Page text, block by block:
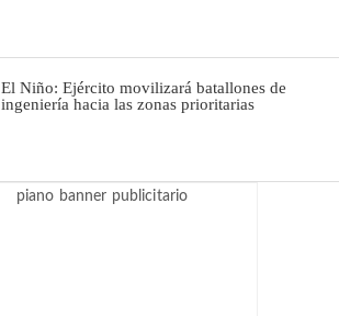
El Niño: Ejército movilizará batallones de
ingeniería hacia las zonas prioritarias